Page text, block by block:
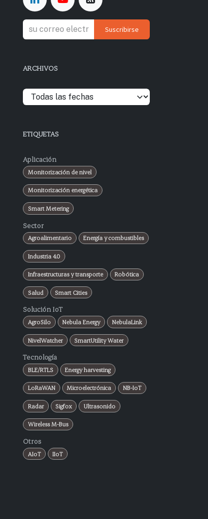
Suscribirse
ARCHIVOS
ETIQUETAS
Aplicación
Monitorización de nivel
Monitorización energética
Smart Metering
Sector
Agroalimentario Energía y combustibles
Industria 4.0
Infraestructuras y transporte Robótica
Salud Smart Cities
Solución IoT
AgroSilo Nebula Energy NebulaLink
NivelWatcher SmartUtility Water
Tecnología
BLE/RTLS Energy harvesting
LoRaWAN Microelectrónica NB-IoT
Radar Sigfox Ultrasonido
Wireless M-Bus
Otros
AIoT IIoT